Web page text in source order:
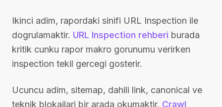
Ikinci adim, rapordaki sinifi URL Inspection ile
dogrulamaktir. URL Inspection rehberi burada
kritik cunku rapor makro gorunumu verirken
inspection tekil gercegi gosterir.
Ucuncu adim, sitemap, dahili link, canonical ve
teknik blokajlari bir arada okumaktir. Crawl